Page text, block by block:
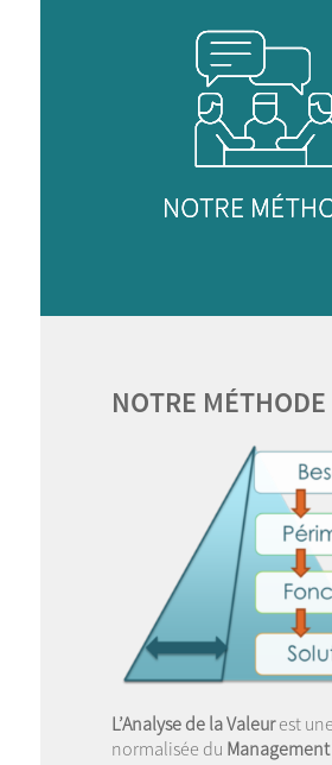
NOTRE MÉTHODE
L’Analyse de la Valeurest
normalisée du